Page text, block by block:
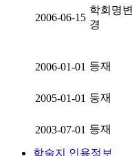
2006-06-15
학회명변
경
2006-01-01 등재
2005-01-01 등재
2003-07-01 등재
학술지 인용정보